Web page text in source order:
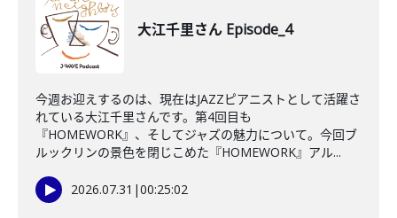
大江千里さん Episode_4
今週お迎えするのは、現在はJAZZピアニストとして活躍さ
れている大江千里さんです。第4回目も
『HOMEWORK』、そしてジャズの魅力について。今回ブ
ルックリンの景色を閉じこめた『HOMEWORK』アル...
2026.07.31 |00:25:02